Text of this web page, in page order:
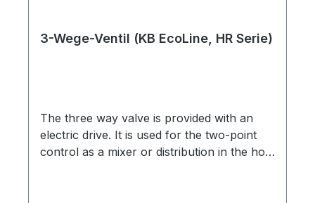
3-Wege-Ventil (KB EcoLine, HR Serie)
The three way valve is provided with an
electric drive. It is used for the two-point
control as a mixer or distribution in the hot